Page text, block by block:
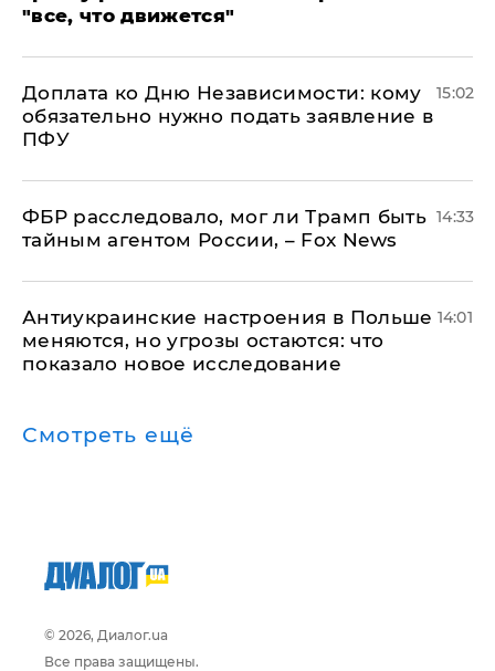
"все, что движется"
Доплата ко Дню Независимости: кому
обязательно нужно подать заявление в
ПФУ
15:02
ФБР расследовало, мог ли Трамп быть
тайным агентом России, – Fox News
14:33
Антиукраинские настроения в Польше
меняются, но угрозы остаются: что
показало новое исследование
14:01
Смотреть ещё
© 2026, Диалог.ua
Все права защищены.